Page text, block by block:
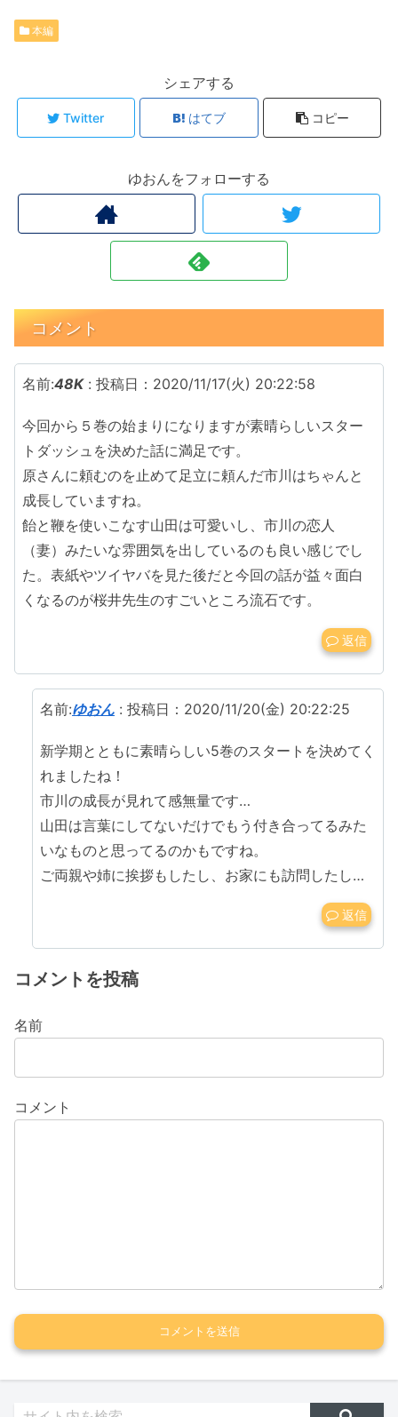
本編
シェアする
Twitter はてブ コピー
ゆおんをフォローする
コメント
名前:48K: 投稿日：2020/11/17(火) 20:22:58
今回から５巻の始まりになりますが素晴らしいスター
トダッシュを決めた話に満足です。
原さんに頼むのを止めて足立に頼んだ市川はちゃんと
成長していますね。
飴と鞭を使いこなす山田は可愛いし、市川の恋人
（妻）みたいな雰囲気を出しているのも良い感じでし
た。表紙やツイヤバを見た後だと今回の話が益々面白
くなるのが桜井先生のすごいところ流石です。
返信
名前:ゆおん : 投稿日：2020/11/20(金) 20:22:25
新学期とともに素晴らしい5巻のスタートを決めてく
れましたね！
市川の成長が見れて感無量です…
山田は言葉にしてないだけでもう付き合ってるみた
いなものと思ってるのかもですね。
ご両親や姉に挨拶もしたし、お家にも訪問したし…
返信
コメントを投稿
名前
コメント